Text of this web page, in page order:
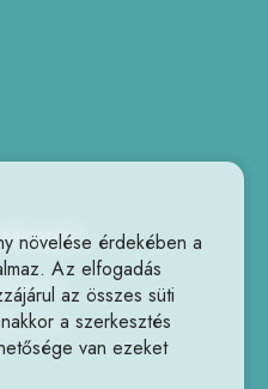
növelése érdekében a
Az elfogadás
az összes süti
a szerkesztés
van ezeket